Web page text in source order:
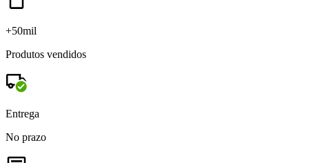
+50mil
Produtos vendidos
Entrega
No prazo